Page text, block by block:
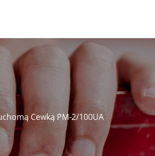
Cewką PM-2/100UA